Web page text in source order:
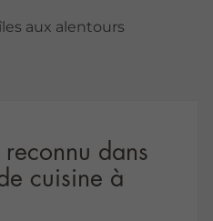
aux alentours
dans
cuisine à